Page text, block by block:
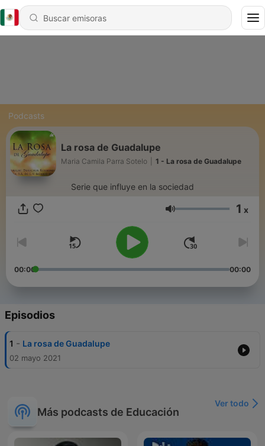
Podcasts
La rosa de Guadalupe
Maria Camila Parra Sotelo 1 - La rosa de Guadalupe
Serie que influye en la sociedad
Volumen 1 x
00:00 00:00
Episodios
1 - La rosa de Guadalupe
02 mayo 2021
Más podcasts de Educación
Ver todo